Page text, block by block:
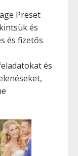
Preset
és
és fizetős
és